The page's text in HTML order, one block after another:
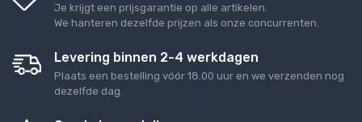
Je krijgt een prijsgarantie op alle artikelen.
We hanteren dezelfde prijzen als onze concurrenten.
Levering binnen 2-4 werkdagen
Plaats een bestelling vóór 18.00 uur en we verzenden nog
dezelfde dag.